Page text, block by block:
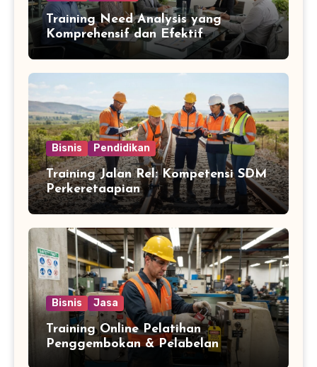
Training Need Analysis yang
Komprehensif dan Efektif
Bisnis Pendidikan
Training Jalan Rel: Kompetensi SDM
Perkeretaapian
Bisnis Jasa
Training Online Pelatihan
Penggembokan & Pelabelan